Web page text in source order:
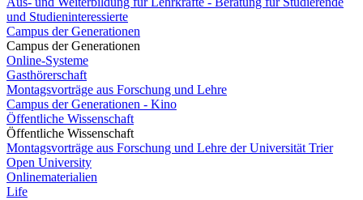
und Studieninteressierte
Campus der Generationen
Campus der Generationen
Online-Systeme
Gasthörerschaft
Montagsvorträge aus Forschung und Lehre
Campus der Generationen - Kino
Öffentliche Wissenschaft
Öffentliche Wissenschaft
Montagsvorträge aus Forschung und Lehre der Universität Trier
Open University
Onlinematerialien
Life